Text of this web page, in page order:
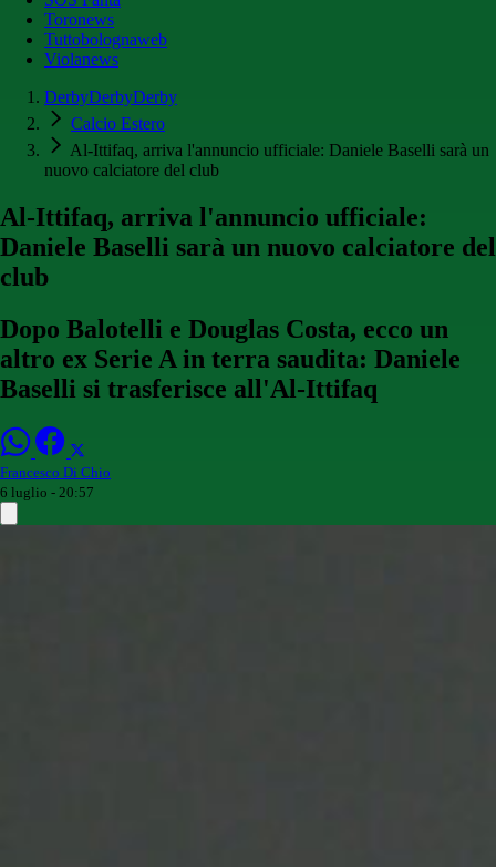
Toronews
Tuttobolognaweb
Violanews
DerbyDerbyDerby
Calcio Estero
Al-Ittifaq, arriva l'annuncio ufficiale: Daniele Baselli sarà un
nuovo calciatore del club
Al-Ittifaq, arriva l'annuncio ufficiale:
Daniele Baselli sarà un nuovo calciatore del
club
Dopo Balotelli e Douglas Costa, ecco un
altro ex Serie A in terra saudita: Daniele
Baselli si trasferisce all'Al-Ittifaq
Francesco Di Chio
6 luglio - 20:57